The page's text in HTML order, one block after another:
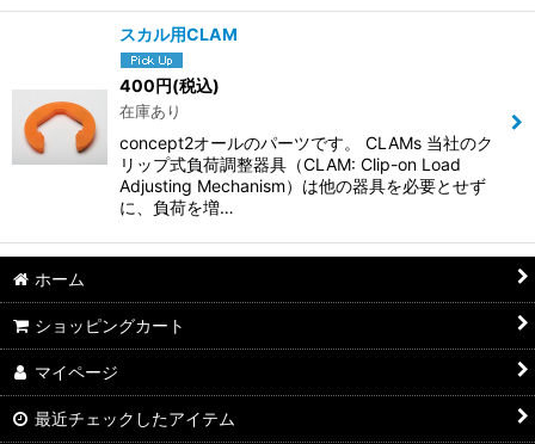
スカル用CLAM
400円(税込)
在庫あり
concept2オールのパーツです。 CLAMs 当社のク
リップ式負荷調整器具（CLAM: Clip-on Load
Adjusting Mechanism）は他の器具を必要とせず
に、負荷を増…
ホーム
ショッピングカート
マイページ
最近チェックしたアイテム